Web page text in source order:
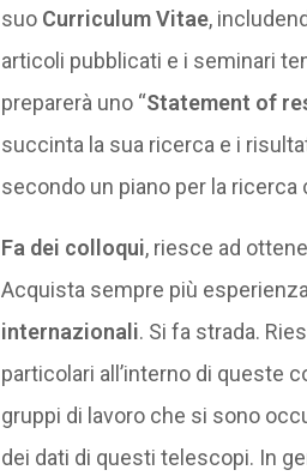
suo Curriculum Vitae,
articoli pubblicati e i seminari
preparerà uno “Statement of
succinta la sua ricerca e i
secondo un piano per la
Fa dei colloqui, riesce ad
Acquista sempre più
internazionali. Si fa strada.
particolari all’interno di queste
gruppi di lavoro che si sono
dei dati di questi telescopi. In